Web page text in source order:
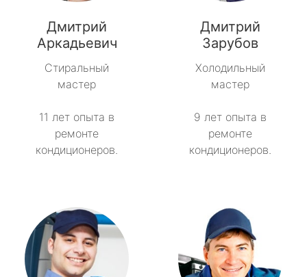
Дмитрий
Аркадьевич
Стиральный
мастер
11 лет опыта в
ремонте
кондиционеров.
Дмитрий
Зарубов
Холодильный
мастер
9 лет опыта в
ремонте
кондиционеров.